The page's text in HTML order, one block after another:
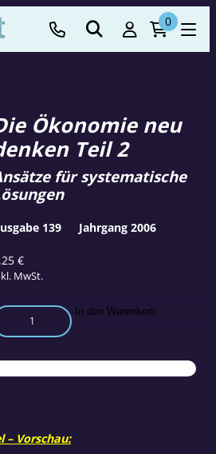
0
Ökonomie neu
Teil 2
€
MwSt.
für systematische
In den Warenkorb
139 Jahrgang 2006
– Vorschau: